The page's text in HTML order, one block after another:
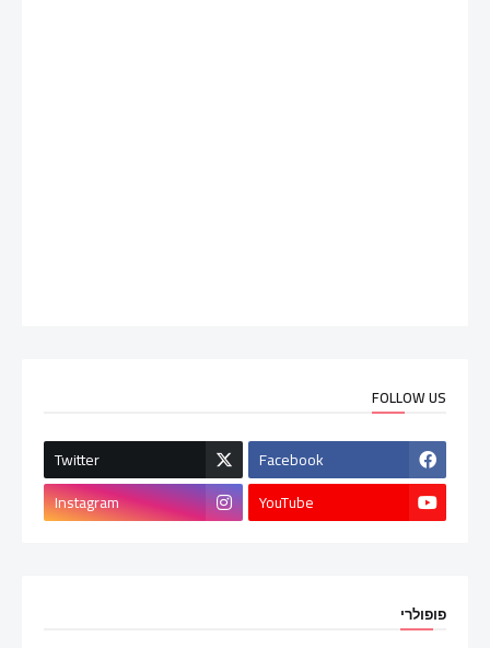
FOLLOW US
Facebook
Twitter
YouTube
Instagram
פופולרי